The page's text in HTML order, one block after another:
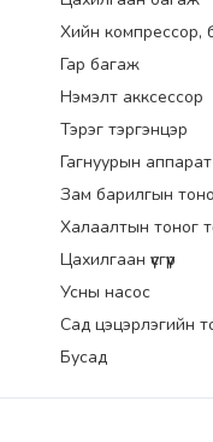
Хийн компрессор,
Гар багаж
Нэмэлт акксессор
Тэрэг тэргэнцэр
Гагнуурын аппарат
Зам барилгын
Халаалтын тоног
Цахилгаан үүсгүүр
Усны насос
Сад цэцэрлэгийн
Бусад